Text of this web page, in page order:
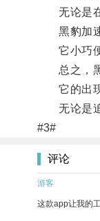
无论是在
黑豹加速
它小巧便
总之，黑
它的出现
无论是追
#3#
评论
游客
这款app让我的